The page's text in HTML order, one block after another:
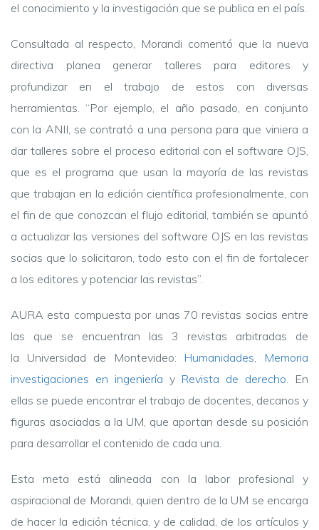
el conocimiento y la investigación que se publica en el país.
Consultada al respecto, Morandi comentó que la nueva
directiva planea generar talleres para editores y
profundizar en el trabajo de estos con diversas
herramientas. “Por ejemplo, el año pasado, en conjunto
con la ANII, se contrató a una persona para que viniera a
dar talleres sobre el proceso editorial con el software OJS,
que es el programa que usan la mayoría de las revistas
que trabajan en la edición científica profesionalmente, con
el fin de que conozcan el flujo editorial, también se apuntó
a actualizar las versiones del software OJS en las revistas
socias que lo solicitaron, todo esto con el fin de fortalecer
a los editores y potenciar las revistas”.
AURA esta compuesta por unas 70 revistas socias entre
las que se encuentran las 3 revistas arbitradas de
la Universidad de Montevideo: Humanidades, Memoria
investigaciones en ingeniería y Revista de derecho. En
ellas se puede encontrar el trabajo de docentes, decanos y
figuras asociadas a la UM, que aportan desde su posición
para desarrollar el contenido de cada una.
Esta meta está alineada con la labor profesional y
aspiracional de Morandi, quien dentro de la UM se encarga
de hacer la edición técnica, y de calidad, de los artículos y